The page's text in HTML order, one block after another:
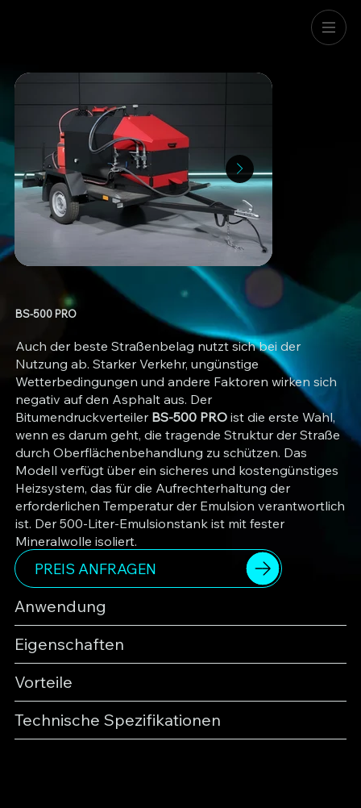
BS-500 PRO
Auch der beste Straßenbelag nutzt sich bei der
Nutzung ab. Starker Verkehr, ungünstige
Wetterbedingungen und andere Faktoren wirken sich
negativ auf den Asphalt aus. Der
Bitumendruckverteiler BS-500 PRO ist die erste Wahl,
wenn es darum geht, die tragende Struktur der Straße
durch Oberflächenbehandlung zu schützen. Das
Modell verfügt über ein sicheres und kostengünstiges
Heizsystem, das für die Aufrechterhaltung der
erforderlichen Temperatur der Emulsion verantwortlich
ist. Der 500-Liter-Emulsionstank ist mit fester
Mineralwolle isoliert.
PREIS ANFRAGEN
Anwendung
Eigenschaften
Vorteile
Technische Spezifikationen